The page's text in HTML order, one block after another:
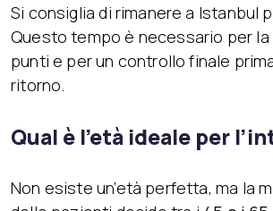
Si consiglia di rimanere a Istanbul
Questo tempo è necessario per
punti e per un controllo finale
ritorno.
Qual è l’età ideale per
Non esiste un’età perfetta, ma la